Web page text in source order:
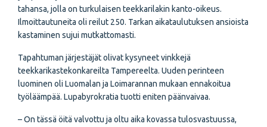
tahansa, jolla on turkulaisen teekkarilakin kanto-oikeus.
Ilmoittautuneita oli reilut 250. Tarkan aikataulutuksen ansioista
kastaminen sujui mutkattomasti.
Tapahtuman järjestäjät olivat kysyneet vinkkejä
teekkarikastekonkareilta Tampereelta. Uuden perinteen
luominen oli Luomalan ja Loimarannan mukaan ennakoitua
työläämpää. Lupabyrokratia tuotti eniten päänvaivaa.
– On tässä öitä valvottu ja oltu aika kovassa tulosvastuussa,